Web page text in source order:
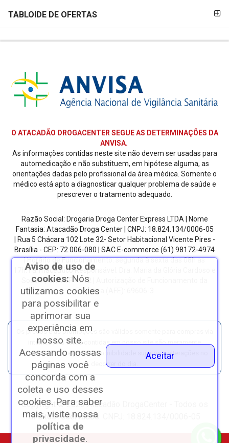
TABLOIDE DE OFERTAS
O ATACADÃO DROGACENTER SEGUE AS DETERMINAÇÕES DA
ANVISA.
As informações contidas neste site não devem ser usadas para
automedicação e não substituem, em hipótese alguma, as
orientações dadas pelo profissional da área médica. Somente o
médico está apto a diagnosticar qualquer problema de saúde e
prescrever o tratamento adequado.
Razão Social: Drogaria Droga Center Express LTDA | Nome
Fantasia: Atacadão Droga Center | CNPJ: 18.824.134/0006-05
| Rua 5 Chácara 102 Lote 32- Setor Habitacional Vicente Pires -
Brasília - CEP: 72.006-080
| SAC E-commerce (61) 98172-4974
| Horário de Funcionamento: segunda à sexta das 08h as
17h.Farmacêutico Responsável: Dra. Maria da Glória Cardoso e
Sousa | CRF/DF: 4612 | Autorização de Funcionamento da
Empresa (AFE): 69606-3
Os preços e as promoções são válidos somente para compras via
internet. | As fotos contidas em nosso site são meramente
ilustrativas. | *Preços e disponibilidade sujeitos a alterações no
decorrer do dia.
Copyright © 2023 Atacadão DrogaCenter - Todos os
direitos reservados. CNPJ: 18.824.134/0006-05
Aviso de uso de
cookies: Nós
utilizamos cookies
para possibilitar e
aprimorar sua
experiência em
nosso site.
Acessando nossas
páginas você
concorda com a
coleta e uso desses
cookies. Para saber
mais, visite nossa
política de
privacidade.
Aceitar